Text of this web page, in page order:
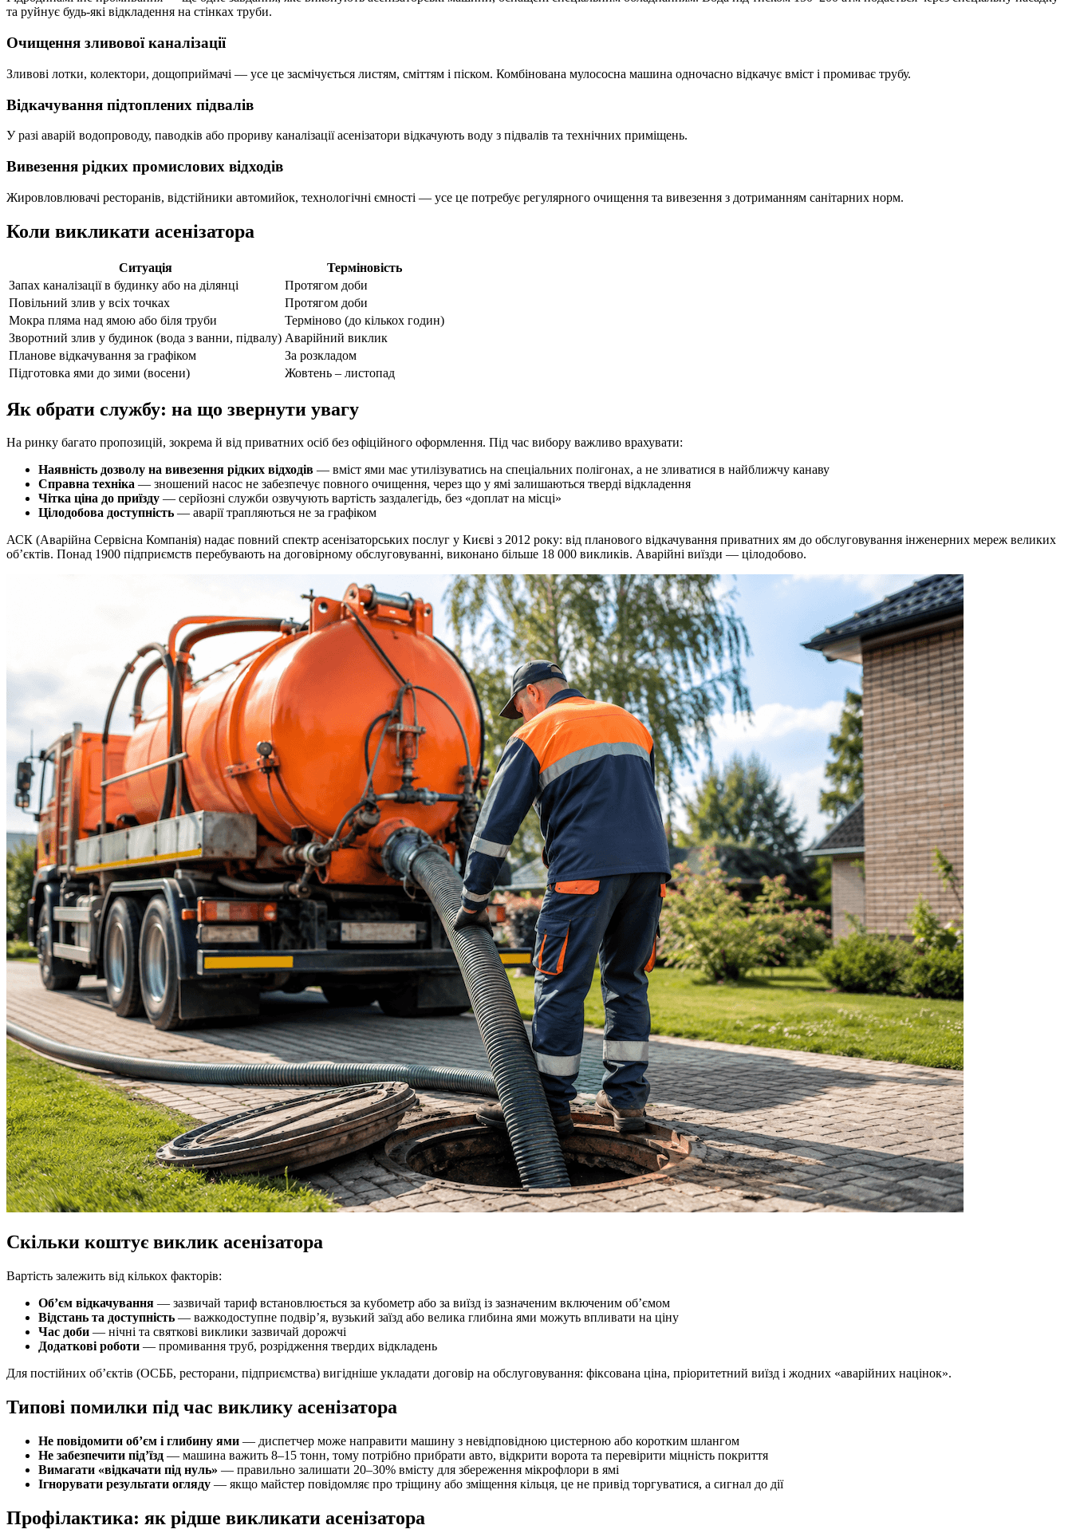
та руйнує будь-які відкладення на стінках труби.
Очищення зливової каналізації
Зливові лотки, колектори, дощоприймачі — усе це засмічується листям, сміттям і піском. Комбінована мулососна машина одночасно відкачує вміст і промиває трубу.
Відкачування підтоплених підвалів
У разі аварій водопроводу, паводків або прориву каналізації асенізатори відкачують воду з підвалів та технічних приміщень.
Вивезення рідких промислових відходів
Жировловлювачі ресторанів, відстійники автомийок, технологічні ємності — усе це потребує регулярного очищення та вивезення з дотриманням санітарних норм.
Коли викликати асенізатора
Ситуація
Терміновість
Запах каналізації в будинку або на ділянці
Протягом доби
Повільний злив у всіх точках
Протягом доби
Мокра пляма над ямою або біля труби
Терміново (до кількох годин)
Зворотний злив у будинок (вода з ванни, підвалу) Аварійний виклик
Планове відкачування за графіком
За розкладом
Підготовка ями до зими (восени)
Жовтень – листопад
Як обрати службу: на що звернути увагу
На ринку багато пропозицій, зокрема й від приватних осіб без офіційного оформлення. Під час вибору важливо врахувати:
Наявність дозволу на вивезення рідких відходів — вміст ями має утилізуватись на спеціальних полігонах, а не зливатися в найближчу канаву
Справна техніка — зношений насос не забезпечує повного очищення, через що у ямі залишаються тверді відкладення
Чітка ціна до приїзду — серйозні служби озвучують вартість заздалегідь, без «доплат на місці»
Цілодобова доступність — аварії трапляються не за графіком
АСК (Аварійна Сервісна Компанія) надає повний спектр асенізаторських послуг у Києві з 2012 року: від планового відкачування приватних ям до обслуговування інженерних мереж великих
об’єктів. Понад 1900 підприємств перебувають на договірному обслуговуванні, виконано більше 18 000 викликів. Аварійні виїзди — цілодобово.
Скільки коштує виклик асенізатора
Вартість залежить від кількох факторів:
Об’єм відкачування — зазвичай тариф встановлюється за кубометр або за виїзд із зазначеним включеним об’ємом
Відстань та доступність — важкодоступне подвір’я, вузький заїзд або велика глибина ями можуть впливати на ціну
Час доби — нічні та святкові виклики зазвичай дорожчі
Додаткові роботи — промивання труб, розрідження твердих відкладень
Для постійних об’єктів (ОСББ, ресторани, підприємства) вигідніше укладати договір на обслуговування: фіксована ціна, пріоритетний виїзд і жодних «аварійних націнок».
Типові помилки під час виклику асенізатора
Не повідомити об’єм і глибину ями — диспетчер може направити машину з невідповідною цистерною або коротким шлангом
Не забезпечити під’їзд — машина важить 8–15 тонн, тому потрібно прибрати авто, відкрити ворота та перевірити міцність покриття
Вимагати «відкачати під нуль» — правильно залишати 20–30% вмісту для збереження мікрофлори в ямі
Ігнорувати результати огляду — якщо майстер повідомляє про тріщину або зміщення кільця, це не привід торгуватися, а сигнал до дії
Профілактика: як рідше викликати асенізатора